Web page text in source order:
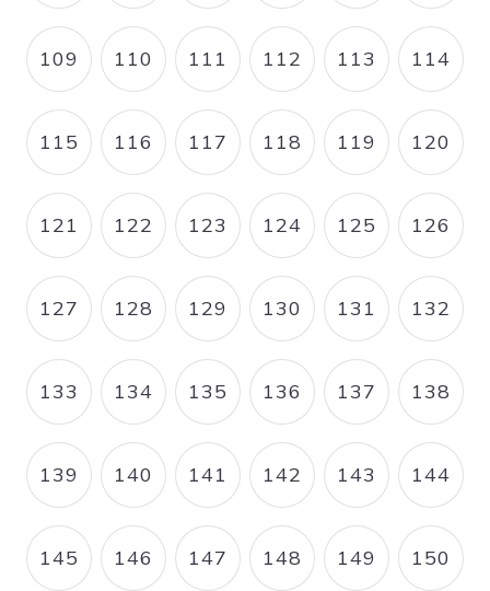
PAGE
109 PAGE
110 PAGE
111 PAGE
112 PAGE
113 PAGE
114
PAGE
115 PAGE
116 PAGE
117 PAGE
118 PAGE
119 PAGE
120
PAGE
121 PAGE
122 PAGE
123 PAGE
124 PAGE
125 PAGE
126
PAGE
127 PAGE
128 PAGE
129 PAGE
130 PAGE
131 PAGE
132
PAGE
133 PAGE
134 PAGE
135 PAGE
136 PAGE
137 PAGE
138
PAGE
139 PAGE
140 PAGE
141 PAGE
142 PAGE
143 PAGE
144
PAGE
145 PAGE
146 PAGE
147 PAGE
148 PAGE
149 PAGE
150